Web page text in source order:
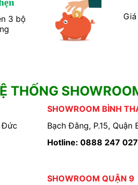
3 bộ
THỐNG
Đức
SHOWROOM BÌNH
Bạch Đằng, P.15, Quận
Hotline: 0888 247 027
SHOWROOM QUẬN 9